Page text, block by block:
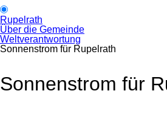
Rupelrath
Über die Gemeinde
Weltverantwortung
Sonnenstrom für Rupelrath
Sonnenstrom für